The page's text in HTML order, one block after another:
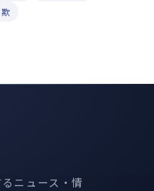
ニュース・情